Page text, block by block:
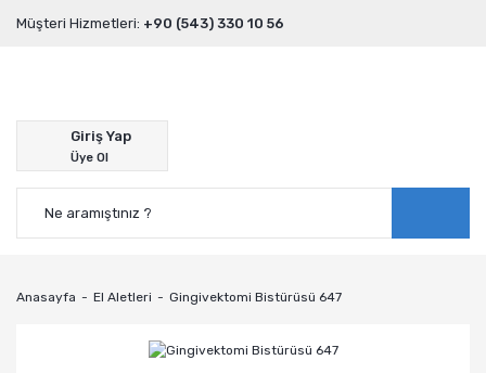
Müşteri Hizmetleri: +90 (543) 330 10 56
Giriş Yap
Üye Ol
Anasayfa El Aletleri Gingivektomi Bistürüsü 647